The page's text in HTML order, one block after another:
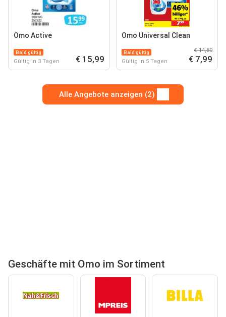
Omo Active
Bald gültig
Gültig in 3 Tagen € 15,99
Omo Universal Clean
Bald gültig
Gültig in 5 Tagen
€ 14,80
€ 7,99
Alle Angebote anzeigen (2)
Geschäfte mit Omo im Sortiment